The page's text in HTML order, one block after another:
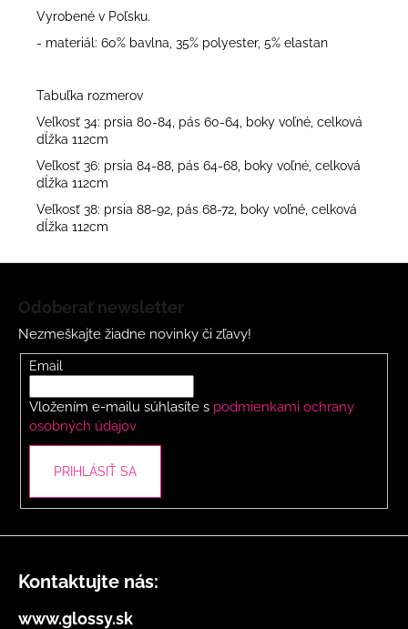
Vyrobené v Poľsku.
- materiál: 60% bavlna, 35% polyester, 5% elastan
Tabuľka rozmerov
Veľkosť 34: prsia 80-84, pás 60-64, boky voľné, celková
dĺžka 112cm
Veľkosť 36: prsia 84-88, pás 64-68, boky voľné, celková
dĺžka 112cm
Veľkosť 38: prsia 88-92, pás 68-72, boky voľné, celková
dĺžka 112cm
Odoberať newsletter
Nezmeškajte žiadne novinky či zľavy!
Email
Vložením e-mailu súhlasíte s podmienkami ochrany
osobných údajov
PRIHLÁSIŤ SA
Kontaktujte nás:
www.glossy.sk